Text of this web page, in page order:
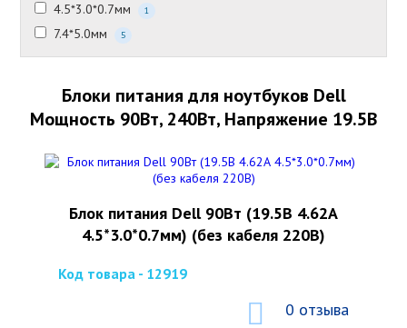
4.5*3.0*0.7мм 1
7.4*5.0мм 5
Блоки питания для ноутбуков Dell
Мощность 90Вт, 240Вт, Напряжение 19.5В
Блок питания Dell 90Вт (19.5В 4.62А
4.5*3.0*0.7мм) (без кабеля 220В)
Код товара - 12919
0 отзыва